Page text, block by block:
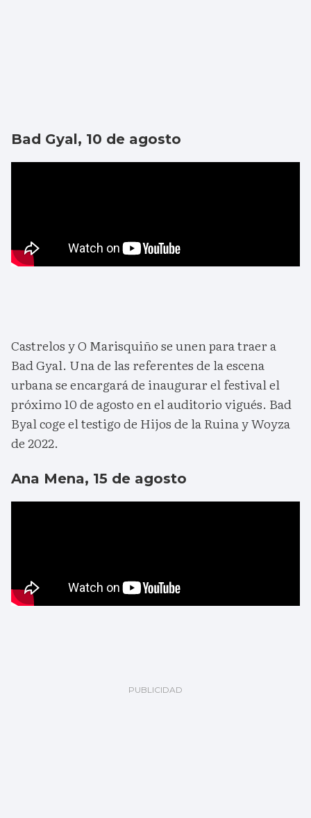
Bad Gyal, 10 de agosto
Castrelos y O Marisquiño se unen para traer a
Bad Gyal. Una de las referentes de la escena
urbana se encargará de inaugurar el festival el
próximo 10 de agosto en el auditorio vigués. Bad
Byal coge el testigo de Hijos de la Ruina y Woyza
de 2022.
Ana Mena, 15 de agosto